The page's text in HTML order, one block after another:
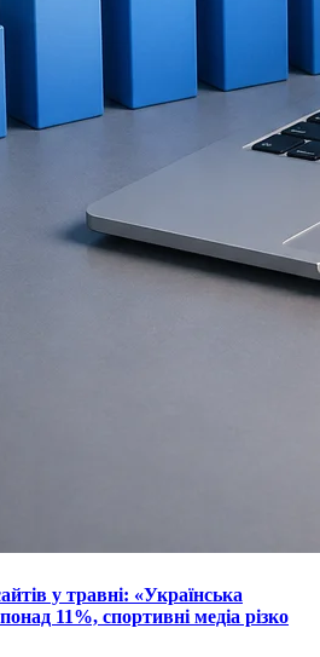
у травні: «Українська
11%, спортивні медіа різко